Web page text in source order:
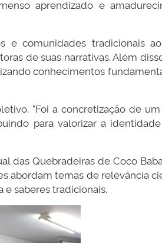
aprendizado e
e comunidades tradicionais
de suas narrativas. Além
conhecimentos
"Foi a concretização de
para valorizar a
das Quebradeiras de Coco
abordam temas de relevância
saberes tradicionais.